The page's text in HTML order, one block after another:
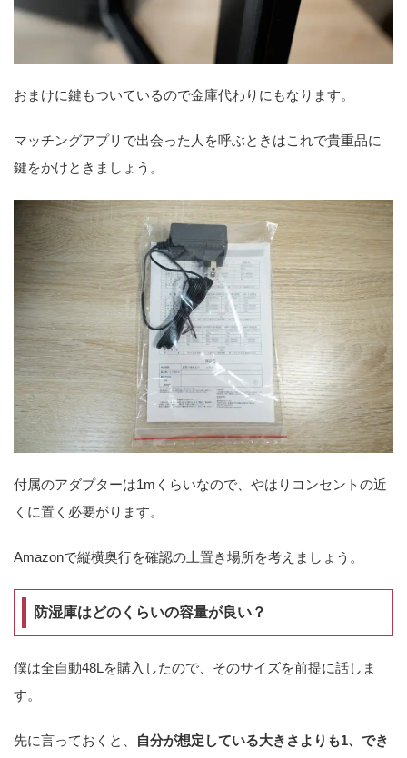
おまけに鍵もついているので金庫代わりにもなります。
マッチングアプリで出会った人を呼ぶときはこれで貴重品に
鍵をかけときましょう。
付属のアダプターは1mくらいなので、やはりコンセントの近
くに置く必要がります。
Amazonで縦横奥行を確認の上置き場所を考えましょう。
防湿庫はどのくらいの容量が良い？
僕は全自動48Lを購入したので、そのサイズを前提に話しま
す。
先に言っておくと、
自分が想定している大きさよりも1、でき